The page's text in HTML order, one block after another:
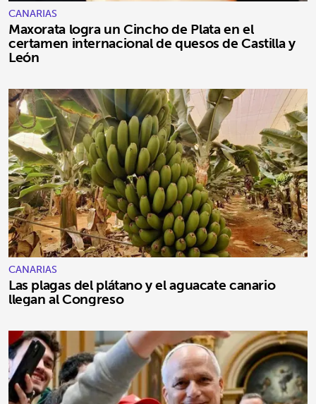
CANARIAS
Maxorata logra un Cincho de Plata en el
certamen internacional de quesos de Castilla y
León
CANARIAS
Las plagas del plátano y el aguacate canario
llegan al Congreso